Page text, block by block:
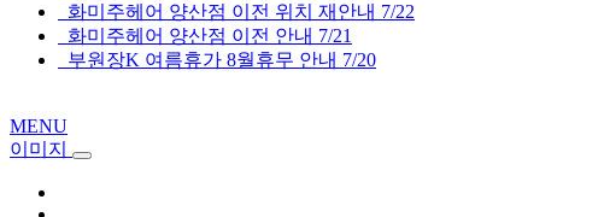
화미주헤어 양산점 이전 위치 재안내 7/22
화미주헤어 양산점 이전 안내 7/21
부원장K 여름휴가 8월휴무 안내 7/20
MENU
이미지